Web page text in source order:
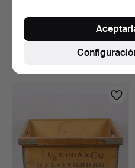
Pulver.
8 días